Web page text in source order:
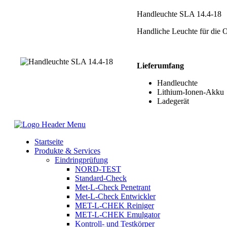
Handleuchte SLA 14.4-18
Handliche Leuchte für die
Lieferumfang
Handleuchte
Lithium-Ionen-Akku
Ladegerät
Startseite
Produkte & Services
Eindringprüfung
NORD-TEST
Standard-Check
Met-L-Check Penetrant
Met-L-Check Entwickler
MET-L-CHEK Reiniger
MET-L-CHEK Emulgator
Kontroll- und Testkörper